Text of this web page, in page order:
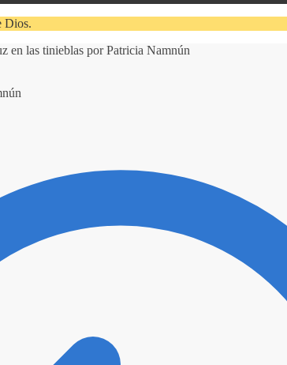
Dios.
en las tinieblas por Patricia Namnún